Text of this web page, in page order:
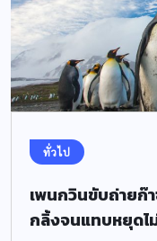
ทั่วไป
เพนกวินขับถ่ายก๊า
กลิ้งจนแทบหยุดไ